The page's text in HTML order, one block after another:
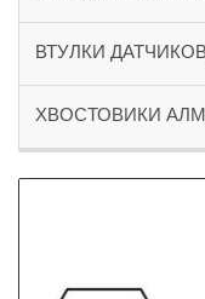
ВТУЛКИ
ХВОСТОВИКИ